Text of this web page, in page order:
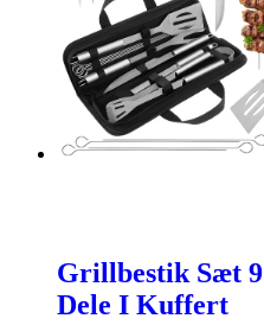
Grillbestik Sæt 9
Dele I Kuffert